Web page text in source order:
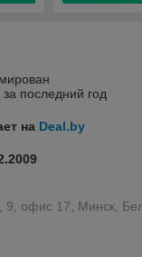
последний год
на Deal.by
9, офис 17, Минск,